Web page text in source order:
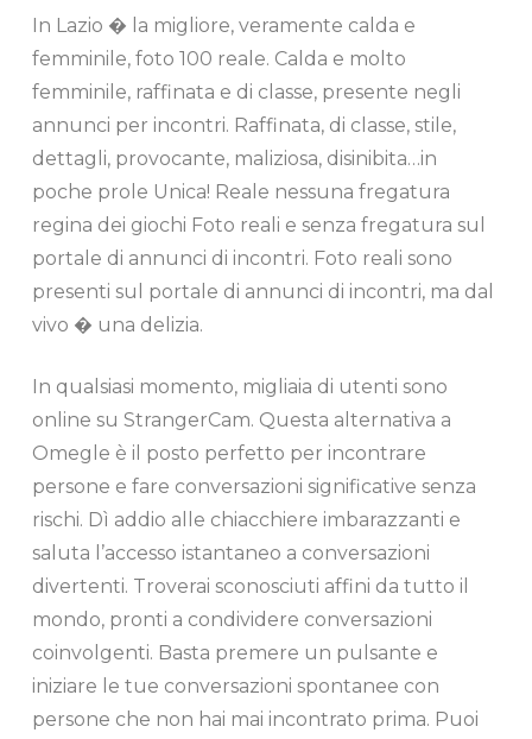
In Lazio � la migliore, veramente calda e
femminile, foto 100 reale. Calda e molto
femminile, raffinata e di classe, presente negli
annunci per incontri. Raffinata, di classe, stile,
dettagli, provocante, maliziosa, disinibita…in
poche prole Unica! Reale nessuna fregatura
regina dei giochi Foto reali e senza fregatura sul
portale di annunci di incontri. Foto reali sono
presenti sul portale di annunci di incontri, ma dal
vivo � una delizia.
In qualsiasi momento, migliaia di utenti sono
online su StrangerCam. Questa alternativa a
Omegle è il posto perfetto per incontrare
persone e fare conversazioni significative senza
rischi. Dì addio alle chiacchiere imbarazzanti e
saluta l’accesso istantaneo a conversazioni
divertenti. Troverai sconosciuti affini da tutto il
mondo, pronti a condividere conversazioni
coinvolgenti. Basta premere un pulsante e
iniziare le tue conversazioni spontanee con
persone che non hai mai incontrato prima. Puoi